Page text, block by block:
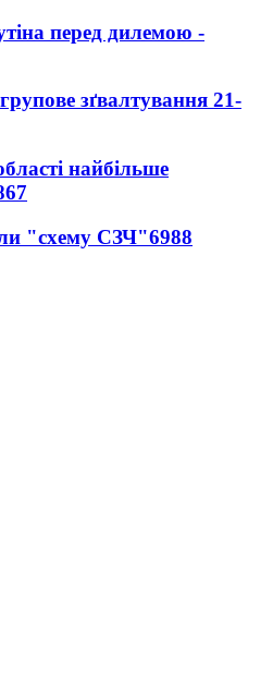
перед дилемою -
зґвалтування 21-
найбільше
"схему СЗЧ"6988